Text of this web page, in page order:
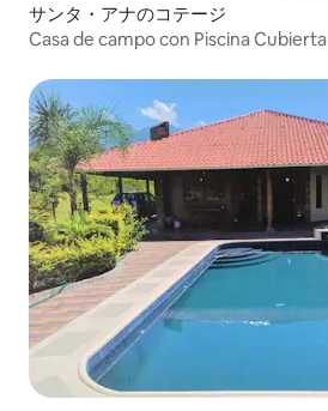
サンタ・アナのコテージ
Casa de campo con Piscina Cubierta